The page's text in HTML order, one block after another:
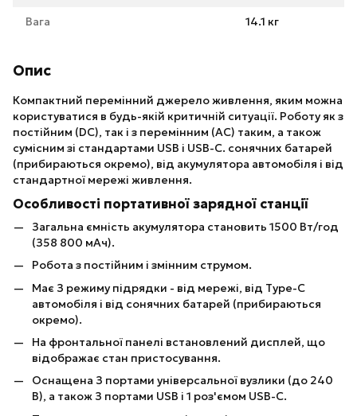
Вага 14.1 кг
Опис
Компактний перемінний джерело живлення, яким можна
користуватися в будь-якій критичній ситуації. Роботу як з
постійним (DC), так і з перемінним (AC) таким, а також
сумісним зі стандартами USB і USB-C. сонячних батарей
(прибираються окремо), від акумулятора автомобіля і від
стандартної мережі живлення.
Особливості портативної зарядної станції
Загальна ємність акумулятора становить 1500 Bт/год
(З58 800 мAч).
Робота з постійним і змінним струмом.
Має З режиму підрядки - від мережі, від Туре-C
автомобіля і від сонячних батарей (прибираються
окремо).
Ha фронтальної панелі встановлений дисплей, що
відображає стан пристосування.
Оснащена З портами універсальної вузлики (до 240
B), а також З портами USB і 1 роз'ємом USB-C.